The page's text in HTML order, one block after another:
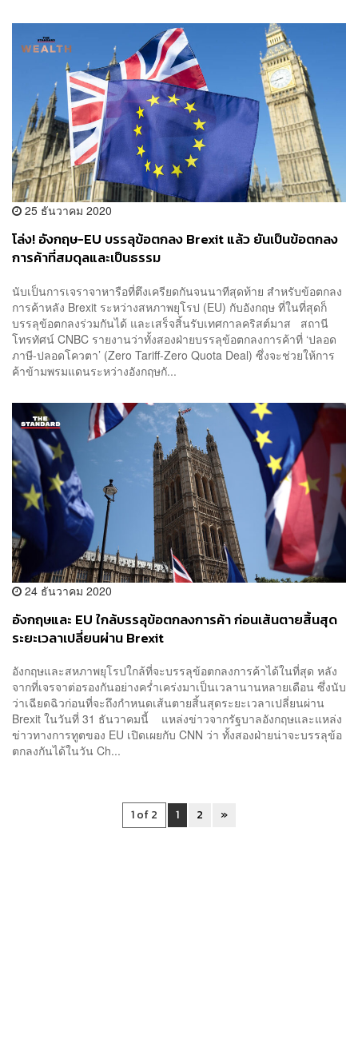
25 ธันวาคม 2020
โล่ง! อังกฤษ-EU บรรลุข้อตกลง Brexit แล้ว ยันเป็นข้อตกลง
การค้าที่สมดุลและเป็นธรรม
นับเป็นการเจราจาหารือที่ตึงเครียดกันจนนาทีสุดท้าย สำหรับข้อตกลง
การค้าหลัง Brexit ระหว่างสหภาพยุโรป (EU) กับอังกฤษ ที่ในที่สุดก็
บรรลุข้อตกลงร่วมกันได้ และเสร็จสิ้นรับเทศกาลคริสต์มาส สถานี
โทรทัศน์ CNBC รายงานว่าทั้งสองฝ่ายบรรลุข้อตกลงการค้าที่ ‘ปลอด
ภาษี-ปลอดโควตา’ (Zero Tariff-Zero Quota Deal) ซึ่งจะช่วยให้การ
ค้าข้ามพรมแดนระหว่างอังกฤษกั...
24 ธันวาคม 2020
อังกฤษและ EU ใกล้บรรลุข้อตกลงการค้า ก่อนเส้นตายสิ้นสุด
ระยะเวลาเปลี่ยนผ่าน Brexit
อังกฤษและสหภาพยุโรปใกล้ที่จะบรรลุข้อตกลงการค้าได้ในที่สุด หลัง
จากที่เจรจาต่อรองกันอย่างคร่ำเคร่งมาเป็นเวลานานหลายเดือน ซึ่งนับ
ว่าเฉียดฉิวก่อนที่จะถึงกำหนดเส้นตายสิ้นสุดระยะเวลาเปลี่ยนผ่าน
Brexit ในวันที่ 31 ธันวาคมนี้ แหล่งข่าวจากรัฐบาลอังกฤษและแหล่ง
ข่าวทางการทูตของ EU เปิดเผยกับ CNN ว่า ทั้งสองฝ่ายน่าจะบรรลุข้อ
ตกลงกันได้ในวัน Ch...
1 of 2 1 2 »